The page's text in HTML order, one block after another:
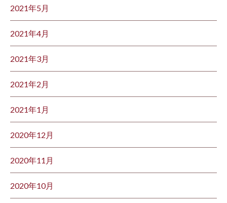
2021年5月
2021年4月
2021年3月
2021年2月
2021年1月
2020年12月
2020年11月
2020年10月